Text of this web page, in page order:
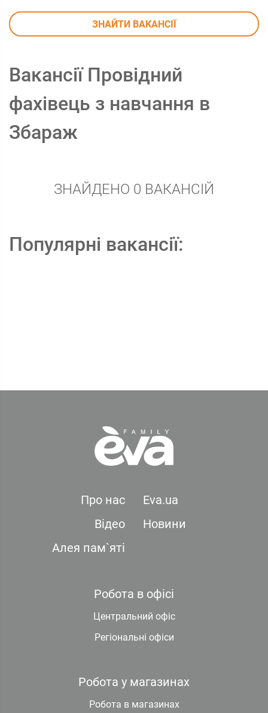
ЗНАЙТИ ВАКАНСІЇ
Вакансії Провідний
фахівець з навчання в
Збараж
ЗНАЙДЕНО 0 ВАКАНСІЙ
Популярні вакансії:
Про нас
Eva.ua
Відео
Новини
Алея пам`яті
Робота в офісі
Центральний офіс
Регіональні офіси
Робота у магазинах
Робота в магазинах